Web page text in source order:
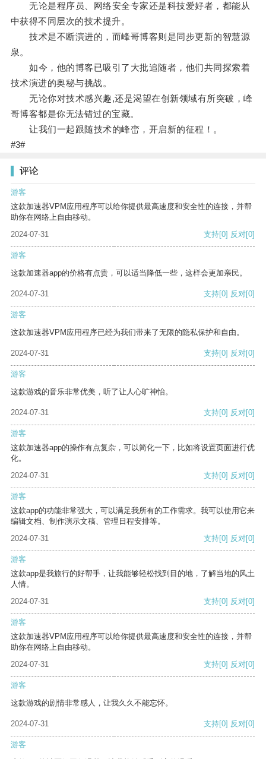
无论是程序员、网络安全专家还是科技爱好者，都能从
中获得不同层次的技术提升。
技术是不断演进的，而峰哥博客则是同步更新的智慧源
泉。
如今，他的博客已吸引了大批追随者，他们共同探索着
技术演进的奥秘与挑战。
无论你对技术感兴趣,还是渴望在创新领域有所突破，峰
哥博客都是你无法错过的宝藏。
让我们一起跟随技术的峰峦，开启新的征程！。
#3#
评论
游客
这款加速器VPM应用程序可以给你提供最高速度和安全性的连接，并帮
助你在网络上自由移动。
2024-07-31
支持[0] 反对[0]
游客
这款加速器app的价格有点贵，可以适当降低一些，这样会更加亲民。
2024-07-31 支持[0] 反对[0]
游客
这款加速器VPM应用程序已经为我们带来了无限的隐私保护和自由。
2024-07-31 支持[0] 反对[0]
游客
这款游戏的音乐非常优美，听了让人心旷神怡。
2024-07-31 支持[0] 反对[0]
游客
这款加速器app的操作有点复杂，可以简化一下，比如将设置页面进行优
化。
2024-07-31
支持[0] 反对[0]
游客
这款app的功能非常强大，可以满足我所有的工作需求。我可以使用它来
编辑文档、制作演示文稿、管理日程安排等。
2024-07-31
支持[0] 反对[0]
游客
这款app是我旅行的好帮手，让我能够轻松找到目的地，了解当地的风土
人情。
2024-07-31
支持[0] 反对[0]
游客
这款加速器VPM应用程序可以给你提供最高速度和安全性的连接，并帮
助你在网络上自由移动。
2024-07-31
支持[0] 反对[0]
游客
这款游戏的剧情非常感人，让我久久不能忘怀。
2024-07-31 支持[0] 反对[0]
游客